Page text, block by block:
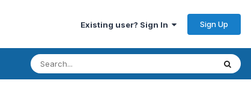
Existing user? Sign In Sign Up